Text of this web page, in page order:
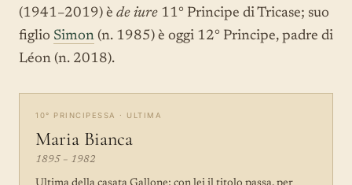
(1941–2019) è de iure 11° Principe di Tricase; suo
figlio Simon (n. 1985) è oggi 12° Principe, padre di
Léon (n. 2018).
10° PRINCIPESSA · ULTIMA
Maria Bianca
1895 – 1982